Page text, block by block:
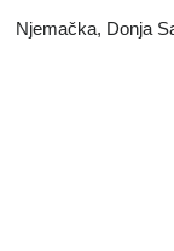
Njemačka, Donja